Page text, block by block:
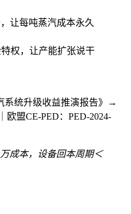
让每吨蒸汽成本永久
特权，让产能扩张说干
系统升级收益推演报告》→
欧盟CE-PED：PED-2024-
成本，设备回本周期＜